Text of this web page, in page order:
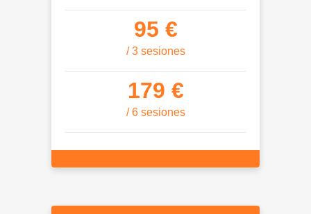
95 €
/ 3 sesiones
179 €
/ 6 sesiones